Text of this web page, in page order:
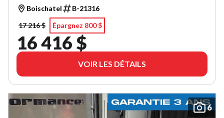
Boischatel
B-21316
17 216 $
Épargnez 800 $
16 416 $
VOIR LES DÉTAILS
6